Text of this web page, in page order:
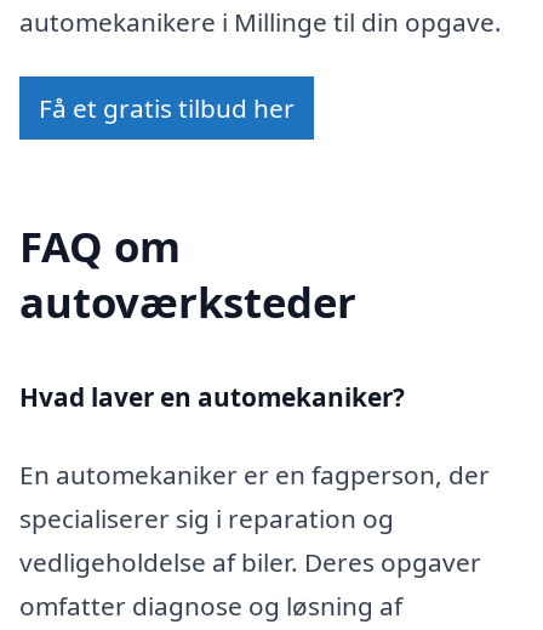
automekanikere i Millinge til din opgave.
Få et gratis tilbud her
FAQ om
autoværksteder
Hvad laver en automekaniker?
En automekaniker er en fagperson, der
specialiserer sig i reparation og
vedligeholdelse af biler. Deres opgaver
omfatter diagnose og løsning af